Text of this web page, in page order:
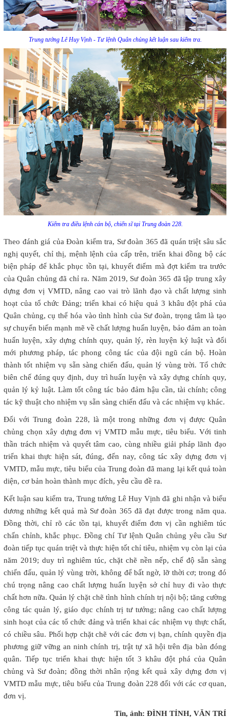
Trung tướng Lê Huy Vịnh - Tư lệnh Quân chủng kết luận sau kiểm tra.
Kiểm tra điều lệnh cán bộ, chiến sĩ tại Trung đoàn 228.
Theo đánh giá của Đoàn kiểm tra, Sư đoàn 365 đã quán triệt sâu sắc
nghị quyết, chỉ thị, mệnh lệnh của cấp trên, triển khai đồng bộ các
biện pháp để khắc phục tồn tại, khuyết điểm mà đợt kiểm tra trước
của Quân chủng đã chỉ ra. Năm 2019, Sư đoàn 365 đã tập trung xây
dựng đơn vị VMTD, nâng cao vai trò lãnh đạo và chất lượng sinh
hoạt của tổ chức Đảng; triển khai có hiệu quả 3 khâu đột phá của
Quân chủng, cụ thể hóa vào tình hình của Sư đoàn, trọng tâm là tạo
sự chuyển biến mạnh mẽ về chất lượng huấn luyện, bảo đảm an toàn
huấn luyện, xây dựng chính quy, quản lý, rèn luyện kỷ luật và đổi
mới phương pháp, tác phong công tác của đội ngũ cán bộ. Hoàn
thành tốt nhiệm vụ sẵn sàng chiến đấu, quản lý vùng trời. Tổ chức
biên chế đúng quy định, duy trì huấn luyện và xây dựng chính quy,
quản lý kỷ luật. Làm tốt công tác bảo đảm hậu cần, tài chính; công
tác kỹ thuật cho nhiệm vụ sẵn sàng chiến đấu và các nhiệm vụ khác.
Đối với Trung đoàn 228, là một trong những đơn vị được Quân
chủng chọn xây dựng đơn vị VMTD mẫu mực, tiêu biểu. Với tinh
thần trách nhiệm và quyết tâm cao, cùng nhiều giải pháp lãnh đạo
triển khai thực hiện sát, đúng, đến nay, công tác xây dựng đơn vị
VMTD, mẫu mực, tiêu biểu của Trung đoàn đã mang lại kết quả toàn
diện, cơ bản hoàn thành mục đích, yêu cầu đề ra.
Kết luận sau kiểm tra, Trung tướng Lê Huy Vịnh đã ghi nhận và biểu
dương những kết quả mà Sư đoàn 365 đã đạt được trong năm qua.
Đồng thời, chỉ rõ các tồn tại, khuyết điểm đơn vị cần nghiêm túc
chấn chỉnh, khắc phục. Đồng chí Tư lệnh Quân chủng yêu cầu Sư
đoàn tiếp tục quán triệt và thực hiện tốt chỉ tiêu, nhiệm vụ còn lại của
năm 2019; duy trì nghiêm túc, chặt chẽ nền nếp, chế độ sẵn sàng
chiến đấu, quản lý vùng trời, không để bất ngờ, lỡ thời cơ; trong đó
chú trọng nâng cao chất lượng huấn luyện sở chỉ huy đi vào thực
chất hơn nữa. Quản lý chặt chẽ tình hình chính trị nội bộ; tăng cường
công tác quản lý, giáo dục chính trị tư tưởng; nâng cao chất lượng
sinh hoạt của các tổ chức đảng và triển khai các nhiệm vụ thực chất,
có chiều sâu. Phối hợp chặt chẽ với các đơn vị bạn, chính quyền địa
phương giữ vững an ninh chính trị, trật tự xã hội trên địa bàn đóng
quân. Tiếp tục triển khai thực hiện tốt 3 khâu đột phá của Quân
chủng và Sư đoàn; đồng thời nhân rộng kết quả xây dựng đơn vị
VMTD mẫu mực, tiêu biểu của Trung đoàn 228 đối với các cơ quan,
đơn vị.
Tin, ảnh: ĐÌNH TỈNH, VĂN TRÍ